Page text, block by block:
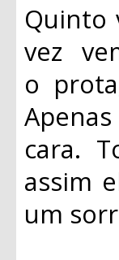
Quinto
vez
o
cara.
assim
um